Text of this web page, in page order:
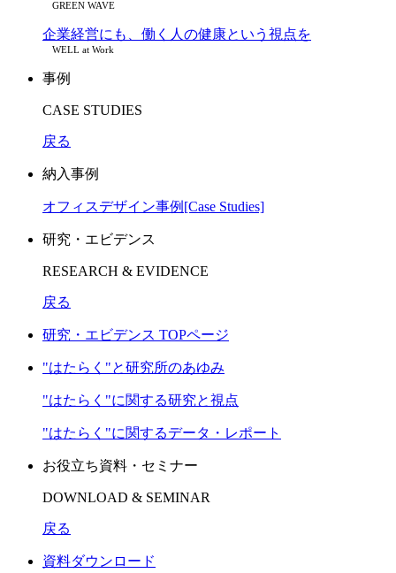
GREEN WAVE
企業経営にも、働く人の健康という視点を
WELL at Work
事例
CASE STUDIES
戻る
納入事例
オフィスデザイン事例[Case Studies]
研究・エビデンス
RESEARCH & EVIDENCE
戻る
研究・エビデンス TOPページ
"はたらく"と研究所のあゆみ
"はたらく"に関する研究と視点
"はたらく"に関するデータ・レポート
お役立ち資料・セミナー
DOWNLOAD & SEMINAR
戻る
資料ダウンロード